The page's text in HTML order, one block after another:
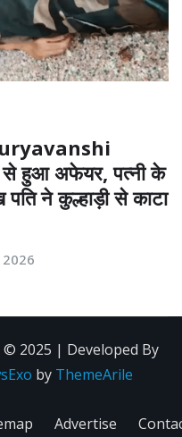
हुआ अफेयर, पत्नी के
ने कुल्हाड़ी से काटा
2026
2025 | Developed By
by ThemeArile
Advertise